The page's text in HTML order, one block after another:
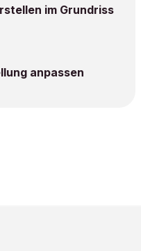
im Grundriss
anpassen